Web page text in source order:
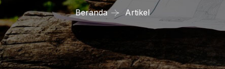
Beranda Artikel